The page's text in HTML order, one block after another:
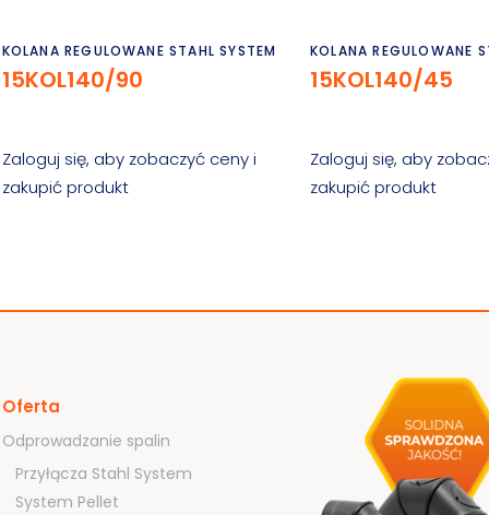
Czytaj dalej
KOLANA REGULOWANE STAHL SYSTEM
15KOL140/90
Zaloguj się, aby zobaczyć ceny i
zakupić produkt
Czytaj
KOLANA REGULOWANE
15KOL140/45
Zaloguj się, aby
zakupić produkt
Oferta
Odprowadzanie spalin
Przyłącza Stahl System
System Pellet